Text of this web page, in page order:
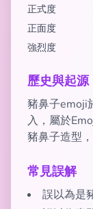
正式度
正面度
強烈度
歷史與起源
豬鼻子emoji
入，屬於
豬鼻子造型
常見誤解
誤以為是